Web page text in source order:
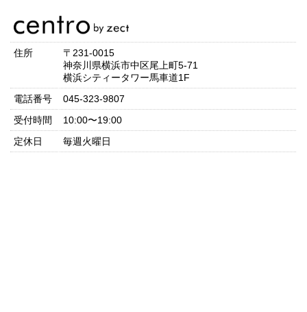
住所
〒231-0015
神奈川県横浜市中区尾上町5-71
横浜シティータワー馬車道1F
電話番号
045-323-9807
受付時間
10:00〜19:00
定休日
毎週火曜日